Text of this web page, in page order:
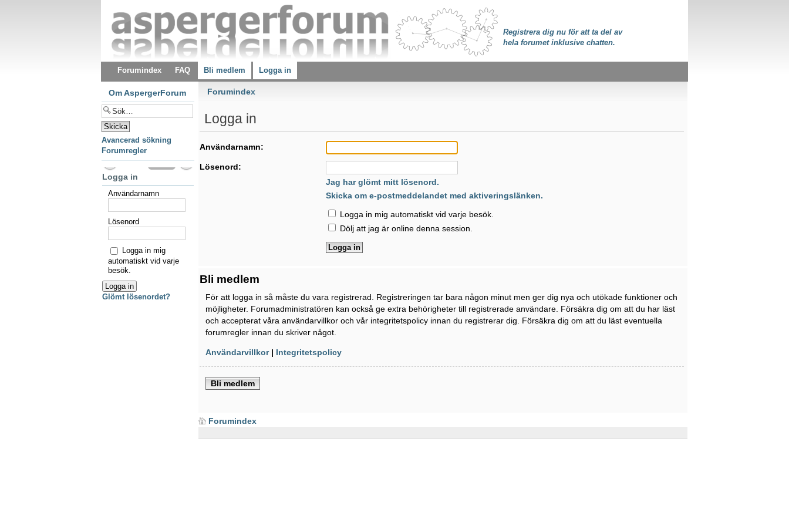
Registrera dig nu för att ta del av
hela forumet inklusive chatten.
Forumindex FAQ Bli medlem Logga in
Forumindex
Logga in
Användarnamn:
Lösenord:
Jag har glömt mitt lösenord.
Skicka om e-postmeddelandet med aktiveringslänken.
Logga in mig automatiskt vid varje besök.
Dölj att jag är online denna session.
Bli medlem
För att logga in så måste du vara registrerad. Registreringen tar bara någon minut men ger dig nya och utökade funktioner och
möjligheter. Forumadministratören kan också ge extra behörigheter till registrerade användare. Försäkra dig om att du har läst
och accepterat våra användarvillkor och vår integritetspolicy innan du registrerar dig. Försäkra dig om att du läst eventuella
forumregler innan du skriver något.
Användarvillkor| Integritetspolicy
Bli medlem
Forumindex
Om AspergerForum
Avancerad sökning
Forumregler
Logga in
Användarnamn
Lösenord
Logga in mig
automatiskt vid varje
besök.
Glömt lösenordet?